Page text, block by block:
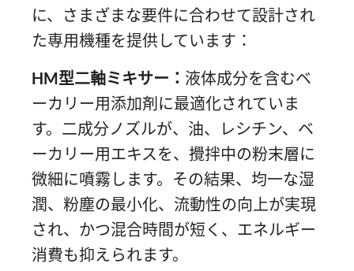
に、さまざまな要件に合わせて設計され
た専用機種を提供しています：
HM型二軸ミキサー： 液体成分を含むベ
ーカリー用添加剤に最適化されていま
す。二成分ノズルが、油、レシチン、ベ
ーカリー用エキスを、攪拌中の粉末層に
微細に噴霧します。その結果、均一な湿
潤、粉塵の最小化、流動性の向上が実現
され、かつ混合時間が短く、エネルギー
消費も抑えられます。